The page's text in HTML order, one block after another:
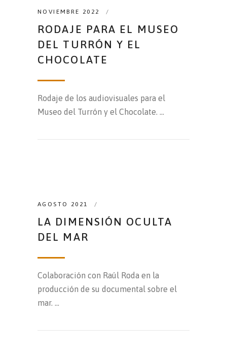
NOVIEMBRE 2022
RODAJE PARA EL MUSEO
DEL TURRÓN Y EL
CHOCOLATE
Rodaje de los audiovisuales para el
Museo del Turrón y el Chocolate.
AGOSTO 2021
LA DIMENSIÓN OCULTA
DEL MAR
Colaboración con Raúl Roda en la
producción de su documental sobre el
mar.